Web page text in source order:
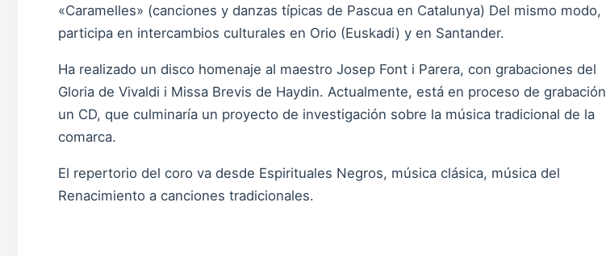
«Caramelles» (canciones y danzas típicas de Pascua en Catalunya) Del mismo modo,
participa en intercambios culturales en Orio (Euskadi) y en Santander.
Ha realizado un disco homenaje al maestro Josep Font i Parera, con grabaciones del
Gloria de Vivaldi i Missa Brevis de Haydin. Actualmente, está en proceso de grabación
un CD, que culminaría un proyecto de investigación sobre la música tradicional de la
comarca.
El repertorio del coro va desde Espirituales Negros, música clásica, música del
Renacimiento a canciones tradicionales.